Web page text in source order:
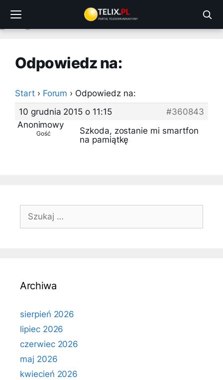
treści
Odpowiedz na:
Start › Forum › Odpowiedz na:
10 grudnia 2015 o 11:15
#360843
Anonimowy
Gość
Szkoda, zostanie mi smartfon
na pamiątkę
Szukaj:
Archiwa
sierpień 2026
lipiec 2026
czerwiec 2026
maj 2026
kwiecień 2026